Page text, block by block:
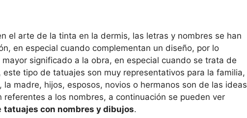
el arte de la tinta en la dermis, las letras y nombres se han
en especial cuando complementan un diseño, por lo
significado a la obra, en especial cuando se trata de
este tipo de tatuajes son muy representativos para la familia,
madre, hijos, esposos, novios o hermanos son de las ideas
referentes a los nombres, a continuación se pueden ver
tatuajes con nombres y dibujos.